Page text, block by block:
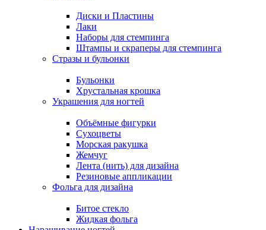
Диски и Пластины
Лаки
Наборы для стемпинга
Штампы и скраперы для стемпинга
Стразы и бульонки
Бульонки
Хрустальная крошка
Украшения для ногтей
Объёмные фигурки
Сухоцветы
Морская ракушка
Жемчуг
Лента (нить) для дизайна
Резиновые аппликации
Фольга для дизайна
Битое стекло
Жидкая фольга